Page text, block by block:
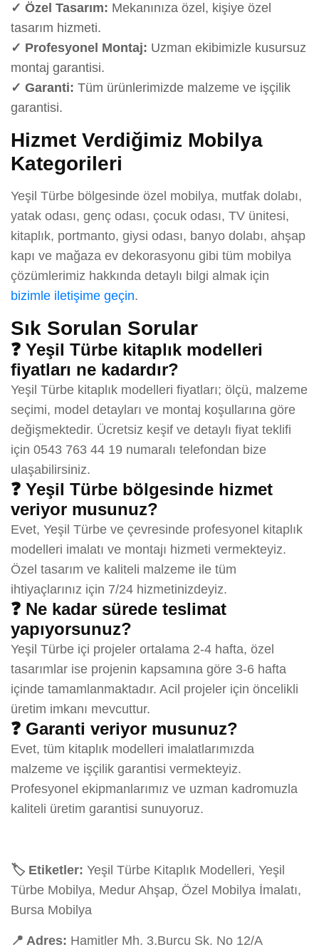
✓ Özel Tasarım: Mekanınıza özel, kişiye özel
tasarım hizmeti.
✓ Profesyonel Montaj: Uzman ekibimizle kusursuz
montaj garantisi.
✓ Garanti: Tüm ürünlerimizde malzeme ve işçilik
garantisi.
Hizmet Verdiğimiz Mobilya
Kategorileri
Yeşil Türbe bölgesinde özel mobilya, mutfak dolabı,
yatak odası, genç odası, çocuk odası, TV ünitesi,
kitaplık, portmanto, giysi odası, banyo dolabı, ahşap
kapı ve mağaza ev dekorasyonu gibi tüm mobilya
çözümlerimiz hakkında detaylı bilgi almak için
bizimle iletişime geçin.
Sık Sorulan Sorular
❓ Yeşil Türbe kitaplık modelleri
fiyatları ne kadardır?
Yeşil Türbe kitaplık modelleri fiyatları; ölçü, malzeme
seçimi, model detayları ve montaj koşullarına göre
değişmektedir. Ücretsiz keşif ve detaylı fiyat teklifi
için 0543 763 44 19 numaralı telefondan bize
ulaşabilirsiniz.
❓ Yeşil Türbe bölgesinde hizmet
veriyor musunuz?
Evet, Yeşil Türbe ve çevresinde profesyonel kitaplık
modelleri imalatı ve montajı hizmeti vermekteyiz.
Özel tasarım ve kaliteli malzeme ile tüm
ihtiyaçlarınız için 7/24 hizmetinizdeyiz.
❓ Ne kadar sürede teslimat
yapıyorsunuz?
Yeşil Türbe içi projeler ortalama 2-4 hafta, özel
tasarımlar ise projenin kapsamına göre 3-6 hafta
içinde tamamlanmaktadır. Acil projeler için öncelikli
üretim imkanı mevcuttur.
❓ Garanti veriyor musunuz?
Evet, tüm kitaplık modelleri imalatlarımızda
malzeme ve işçilik garantisi vermekteyiz.
Profesyonel ekipmanlarımız ve uzman kadromuzla
kaliteli üretim garantisi sunuyoruz.
🏷️ Etiketler: Yeşil Türbe Kitaplık Modelleri, Yeşil
Türbe Mobilya, Medur Ahşap, Özel Mobilya İmalatı,
Bursa Mobilya
📍 Adres: Hamitler Mh. 3.Burcu Sk. No 12/A